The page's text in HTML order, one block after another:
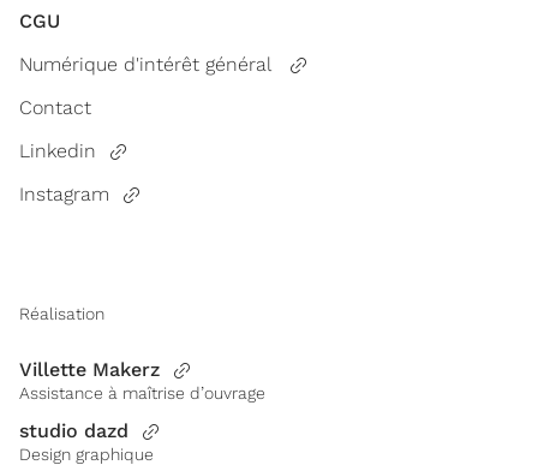
CGU
Numérique d'intérêt général
Contact
Linkedin
Instagram
Réalisation
Villette Makerz
Assistance à maîtrise d’ouvrage
studio dazd
Design graphique